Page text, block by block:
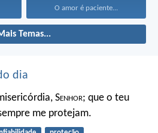
O amor é paciente...
Temas...
dia
Senhor; que o teu
me protejam.